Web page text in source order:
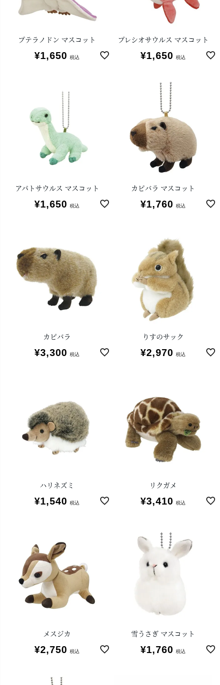
プテラノドン マスコット
¥1,650 税込
プレシオサウルス マスコット
¥1,650 税込
アパトサウルス マスコット
¥1,650 税込
カピバラ マスコット
¥1,760 税込
カピバラ
¥3,300 税込
りすのサック
¥2,970 税込
ハリネズミ
¥1,540 税込
リクガメ
¥3,410 税込
メスジカ
¥2,750 税込
雪うさぎ マスコット
¥1,760 税込